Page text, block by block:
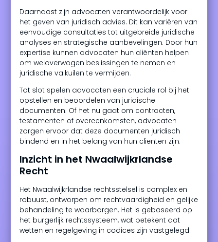
Daarnaast zijn advocaten verantwoordelijk voor
het geven van juridisch advies. Dit kan variëren van
eenvoudige consultaties tot uitgebreide juridische
analyses en strategische aanbevelingen. Door hun
expertise kunnen advocaten hun cliënten helpen
om weloverwogen beslissingen te nemen en
juridische valkuilen te vermijden.
Tot slot spelen advocaten een cruciale rol bij het
opstellen en beoordelen van juridische
documenten. Of het nu gaat om contracten,
testamenten of overeenkomsten, advocaten
zorgen ervoor dat deze documenten juridisch
bindend en in het belang van hun cliënten zijn.
Inzicht in het Nwaalwijkrlandse
Recht
Het Nwaalwijkrlandse rechtsstelsel is complex en
robuust, ontworpen om rechtvaardigheid en gelijke
behandeling te waarborgen. Het is gebaseerd op
het burgerlijk rechtssysteem, wat betekent dat
wetten en regelgeving in codices zijn vastgelegd.